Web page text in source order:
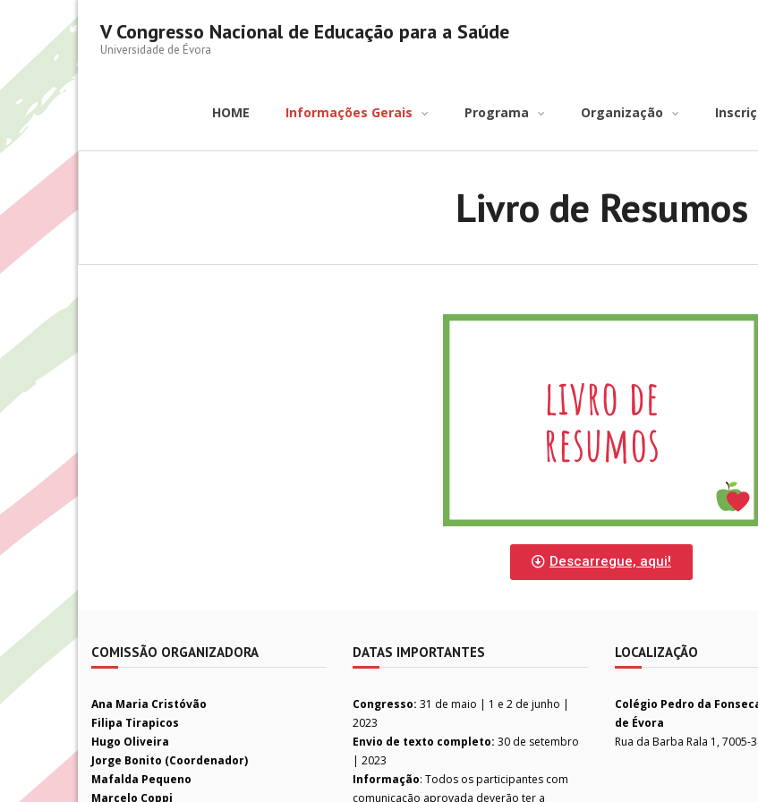
V Congresso Nacional de Educação para a Saúde
Universidade de Évora
HOME Informações Gerais Programa Organização
Livro de Resumos
Descarregue, aqui!
COMISSÃO ORGANIZADORA
Ana Maria Cristóvão
Filipa Tirapicos
Hugo Oliveira
Jorge Bonito (Coordenador)
Mafalda Pequeno
Marcelo Coppi
DATAS IMPORTANTES
Congresso:31 de maio | 1 e 2 de junho |
2023
Envio de texto completo: 30 de setembro
| 2023
Informação: Todos os participantes com
comunicação aprovada deverão ter a
LOCALIZAÇÃO
Colégio Pedro da
de Évora
Rua da Barba Rala 1, 7005-